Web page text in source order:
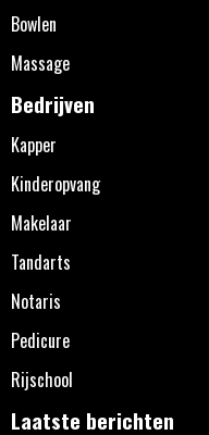
Bowlen
Massage
Bedrijven
Kapper
Kinderopvang
Makelaar
Tandarts
Notaris
Pedicure
Rijschool
Laatste berichten